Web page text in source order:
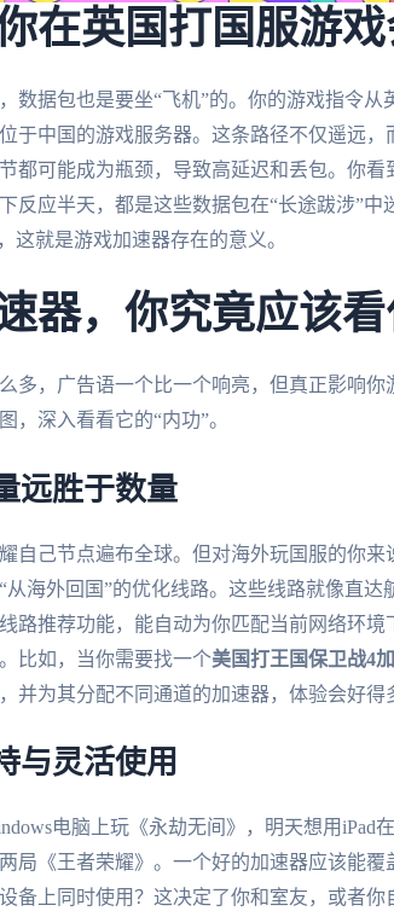
在英国打国服游戏
数据包也是要坐“飞机”的。你的游戏指令
于中国的游戏服务器。这条路径不仅遥远
都可能成为瓶颈，导致高延迟和丢包。你
反应半天，都是这些数据包在“长途跋涉”
这就是游戏加速器存在的意义。
器，你究竟应该看
多，广告语一个比一个响亮，但真正影响
，深入看看它的“内功”。
远胜于数量
自己节点遍布全球。但对海外玩国服的你
从海外回国”的优化线路。这些线路就像直
路推荐功能，能自动为你匹配当前网络环
比如，当你需要找一个美国打王国保卫战4
并为其分配不同通道的加速器，体验会好得
与灵活使用
电脑上玩《永劫无间》，明天想用iPad
局《王者荣耀》。一个好的加速器应该能
备上同时使用？这决定了你和室友，或者